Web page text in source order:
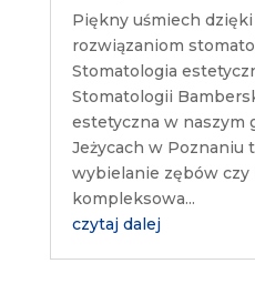
Piękny uśmiech
rozwiązaniom
Stomatologia
Stomatologii
estetyczna w naszym
Jeżycach w Poznaniu
wybielanie zębów czy
kompleksowa...
czytaj dalej